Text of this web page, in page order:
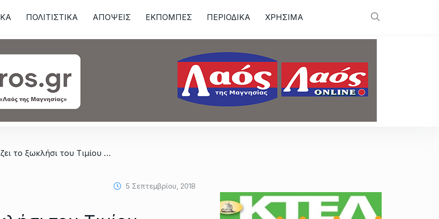
ΠΟΛΙΤΙΣΤΙΚΑ ΑΠΟΨΕΙΣ ΕΚΠΟΜΠΕΣ ΠΕΡΙΟΔΙΚΑ ΧΡΗΣΙΜΑ
/ Πανηγυρίζει το ξωκλήσι του Τιμίου Σταυρού την 14η Σεπτεμβρίου
5 Σεπτεμβρίου, 2018